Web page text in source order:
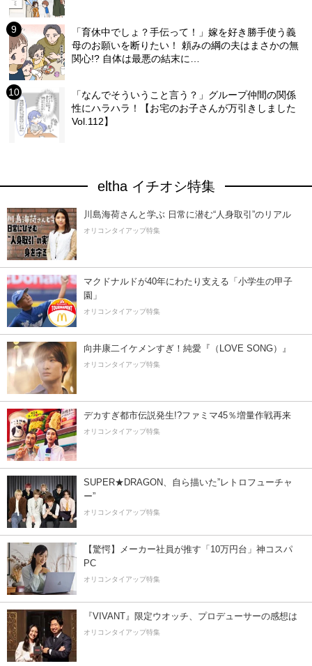
「育休中でしょ？手伝って！」嫁を好き勝手使う義
母のお願いを断りたい！ 頼みの綱の夫はまさかの無
関心!? 自体は最悪の結末に…
「なんでそういうこと言う？」グループ仲間の関係
性にハラハラ！【お宅のお子さんが万引きしました
Vol.112】
eltha イチオシ特集
川島海荷さんと学ぶ 日常に潜む“人身取引”のリアル
オリコンタイアップ特集
マクドナルドが40年にわたり支える「小学生の甲子
園」
オリコンタイアップ特集
向井康二イケメンすぎ！純愛『（LOVE SONG）』
オリコンタイアップ特集
デカすぎ都市伝説発生!?ファミマ45％増量作戦再来
オリコンタイアップ特集
SUPER★DRAGON、自ら描いた”レトロフューチャ
ー”
オリコンタイアップ特集
【驚愕】メーカー社員が推す「10万円台」神コスパ
PC
オリコンタイアップ特集
『VIVANT』限定ウオッチ、プロデューサーの感想は
オリコンタイアップ特集